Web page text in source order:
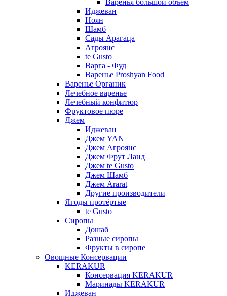
Варенья большой объем
Иджеван
Ноян
Шамб
Сады Арагаца
Агроянс
te Gusto
Варга - Фуд
Варенье Proshyan Food
Варенье Органик
Лечебное варенье
Лечебный конфитюр
Фруктовое пюре
Джем
Иджеван
Джем YAN
Джем Агроянс
Джем Фрут Ланд
Джем te Gusto
Джем Шамб
Джем Ararat
Другие производители
Ягоды протёртые
te Gusto
Сиропы
Дошаб
Разные сиропы
Фрукты в сиропе
Овощные Консервации
KERAKUR
Консервация KERAKUR
Маринады KERAKUR
Иджеван